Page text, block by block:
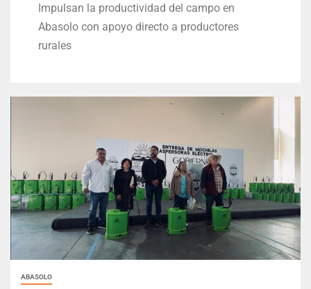
Impulsan la productividad del campo en
Abasolo con apoyo directo a productores
rurales
ABASOLO